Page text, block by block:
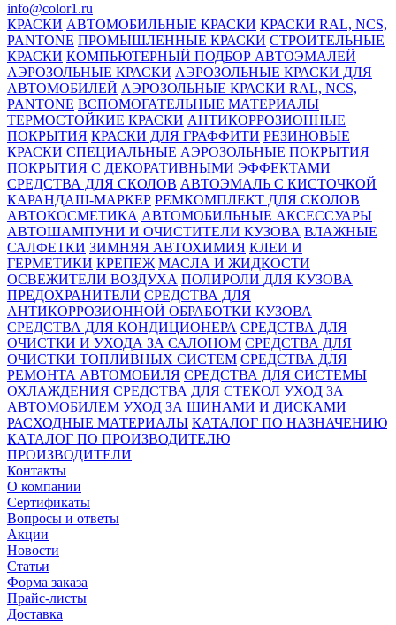
info@color1.ru
КРАСКИ АВТОМОБИЛЬНЫЕ КРАСКИ КРАСКИ RAL, NCS,
PANTONE ПРОМЫШЛЕННЫЕ КРАСКИ СТРОИТЕЛЬНЫЕ
КРАСКИ КОМПЬЮТЕРНЫЙ ПОДБОР АВТОЭМАЛЕЙ
АЭРОЗОЛЬНЫЕ КРАСКИ АЭРОЗОЛЬНЫЕ КРАСКИ ДЛЯ
АВТОМОБИЛЕЙ АЭРОЗОЛЬНЫЕ КРАСКИ RAL, NCS,
PANTONE ВСПОМОГАТЕЛЬНЫЕ МАТЕРИАЛЫ
ТЕРМОСТОЙКИЕ КРАСКИ АНТИКОРРОЗИОННЫЕ
ПОКРЫТИЯ КРАСКИ ДЛЯ ГРАФФИТИ РЕЗИНОВЫЕ
КРАСКИ СПЕЦИАЛЬНЫЕ АЭРОЗОЛЬНЫЕ ПОКРЫТИЯ
ПОКРЫТИЯ С ДЕКОРАТИВНЫМИ ЭФФЕКТАМИ
СРЕДСТВА ДЛЯ СКОЛОВ АВТОЭМАЛЬ С КИСТОЧКОЙ
КАРАНДАШ-МАРКЕР РЕМКОМПЛЕКТ ДЛЯ СКОЛОВ
АВТОКОСМЕТИКА АВТОМОБИЛЬНЫЕ АКСЕССУАРЫ
АВТОШАМПУНИ И ОЧИСТИТЕЛИ КУЗОВА ВЛАЖНЫЕ
САЛФЕТКИ ЗИМНЯЯ АВТОХИМИЯ КЛЕИ И
ГЕРМЕТИКИ КРЕПЕЖ МАСЛА И ЖИДКОСТИ
ОСВЕЖИТЕЛИ ВОЗДУХА ПОЛИРОЛИ ДЛЯ КУЗОВА
ПРЕДОХРАНИТЕЛИ СРЕДСТВА ДЛЯ
АНТИКОРРОЗИОННОЙ ОБРАБОТКИ КУЗОВА
СРЕДСТВА ДЛЯ КОНДИЦИОНЕРА СРЕДСТВА ДЛЯ
ОЧИСТКИ И УХОДА ЗА САЛОНОМ СРЕДСТВА ДЛЯ
ОЧИСТКИ ТОПЛИВНЫХ СИСТЕМ СРЕДСТВА ДЛЯ
РЕМОНТА АВТОМОБИЛЯ СРЕДСТВА ДЛЯ СИСТЕМЫ
ОХЛАЖДЕНИЯ СРЕДСТВА ДЛЯ СТЕКОЛ УХОД ЗА
АВТОМОБИЛЕМ УХОД ЗА ШИНАМИ И ДИСКАМИ
РАСХОДНЫЕ МАТЕРИАЛЫ КАТАЛОГ ПО НАЗНАЧЕНИЮ
КАТАЛОГ ПО ПРОИЗВОДИТЕЛЮ
ПРОИЗВОДИТЕЛИ
Контакты
О компании
Сертификаты
Вопросы и ответы
Акции
Новости
Статьи
Форма заказа
Прайс-листы
Доставка